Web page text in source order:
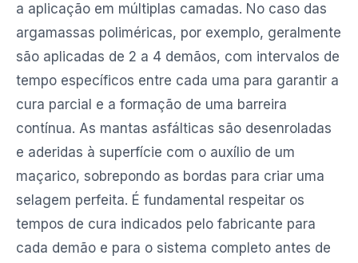
a aplicação em múltiplas camadas. No caso das
argamassas poliméricas, por exemplo, geralmente
são aplicadas de 2 a 4 demãos, com intervalos de
tempo específicos entre cada uma para garantir a
cura parcial e a formação de uma barreira
contínua. As mantas asfálticas são desenroladas
e aderidas à superfície com o auxílio de um
maçarico, sobrepondo as bordas para criar uma
selagem perfeita. É fundamental respeitar os
tempos de cura indicados pelo fabricante para
cada demão e para o sistema completo antes de